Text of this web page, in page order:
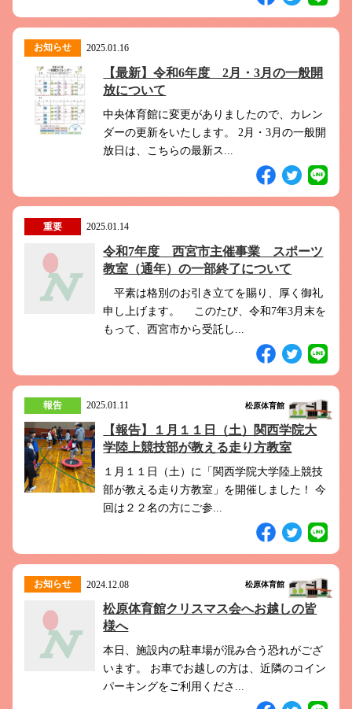
お知らせ 2025.01.16
【最新】令和6年度 2月・3月の一般開
放について
中央体育館に変更がありましたので、カレン
ダーの更新をいたします。 2月・3月の一般開
放日は、こちらの最新ス...
重要 2025.01.14
令和7年度 西宮市主催事業 スポーツ
教室（通年）の一部終了について
平素は格別のお引き立てを賜り、厚く御礼
申し上げます。 このたび、令和7年3月末を
もって、西宮市から受託し...
報告 2025.01.11 松原体育館
【報告】１月１１日（土）関西学院大
学陸上競技部が教える走り方教室
１月１１日（土）に「関西学院大学陸上競技
部が教える走り方教室」を開催しました！ 今
回は２２名の方にご参...
お知らせ 2024.12.08 松原体育館
松原体育館クリスマス会へお越しの皆
様へ
本日、施設内の駐車場が混み合う恐れがござ
います。 お車でお越しの方は、近隣のコイン
パーキングをご利用くださ...